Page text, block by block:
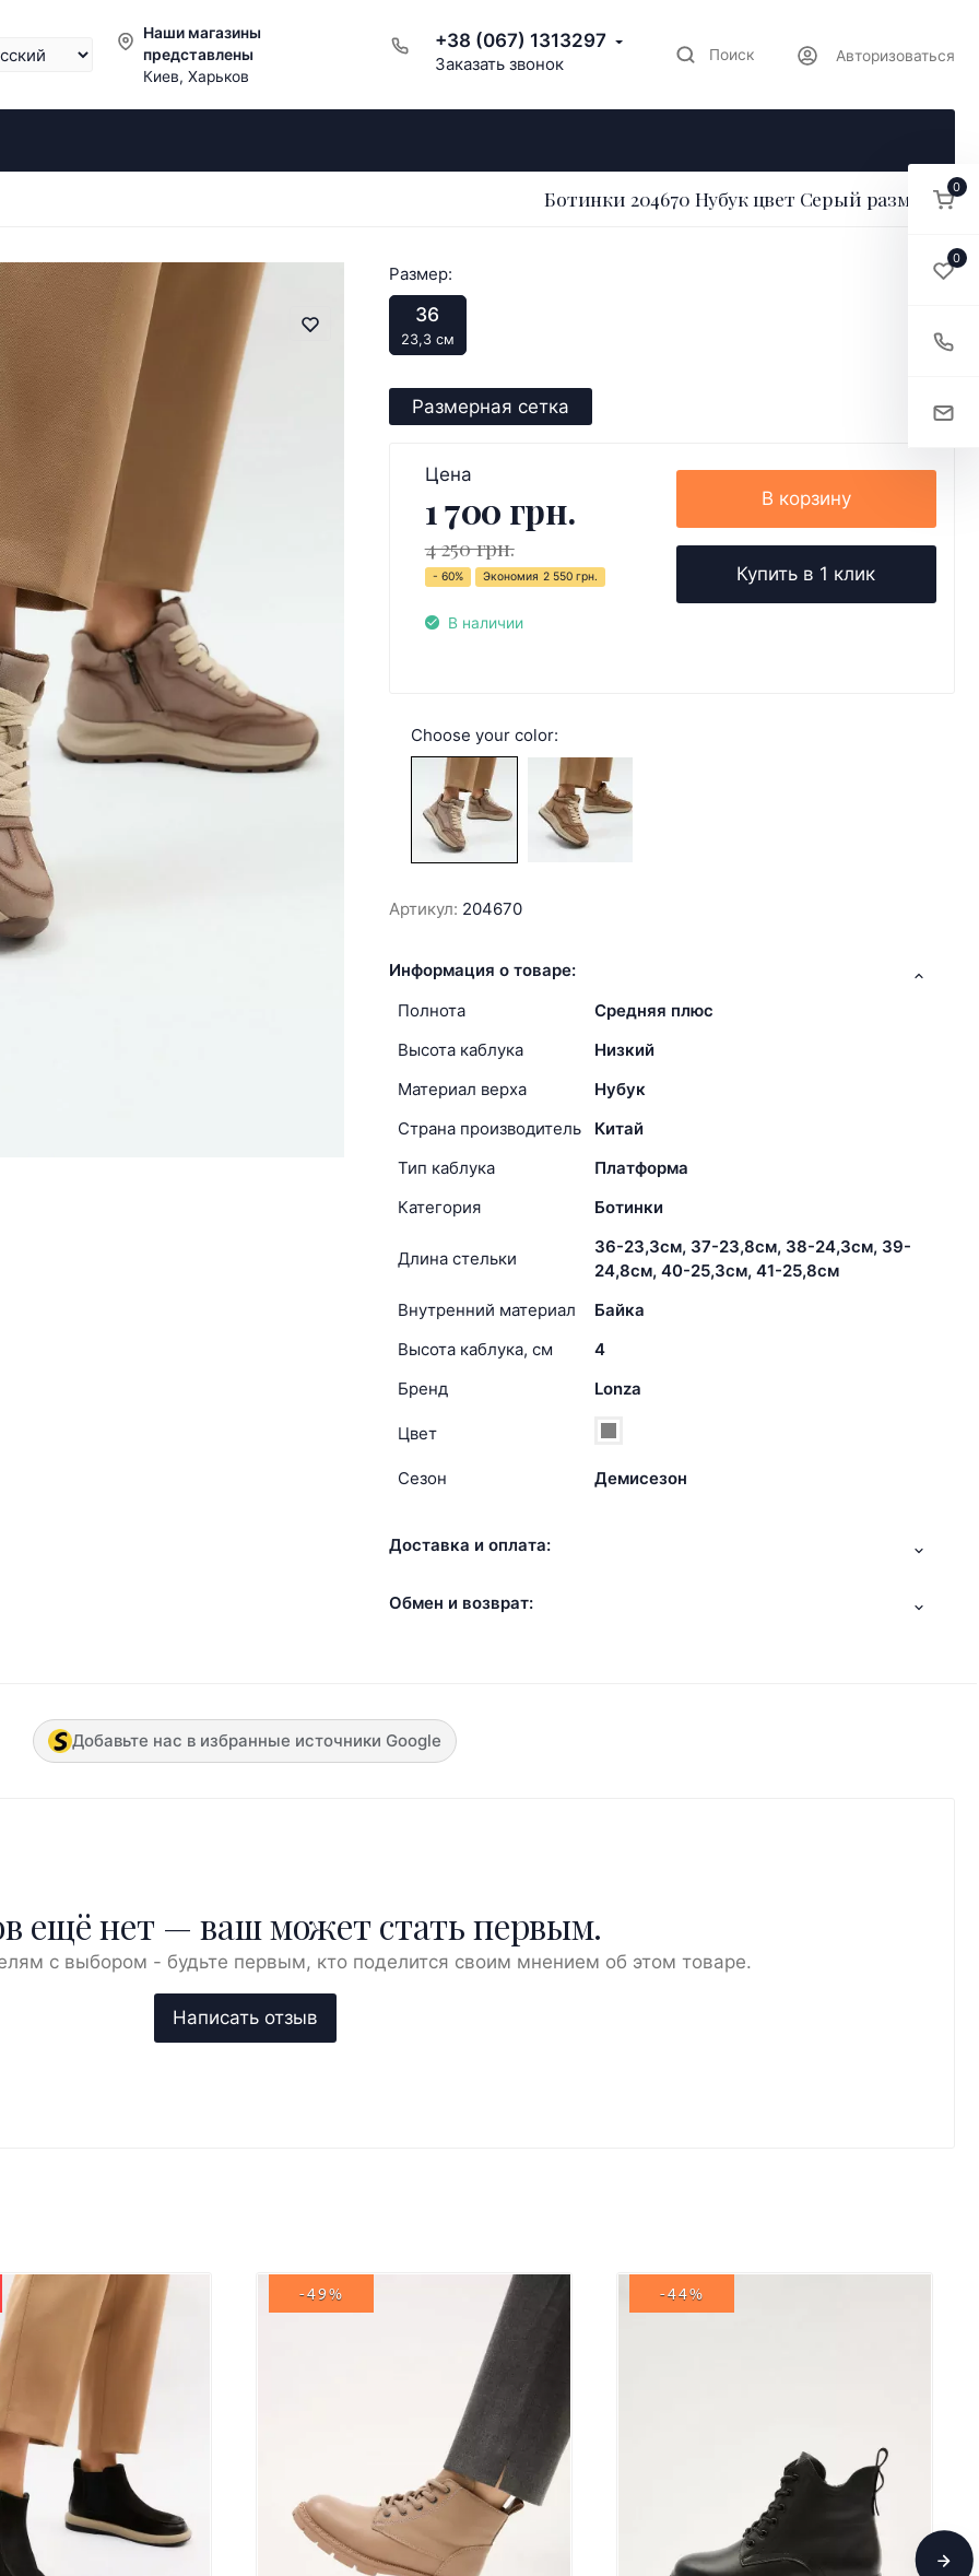
Наши магазины
представлены
Киев, Харьков
+38 (067) 1313297
Заказать звонок Поиск Авторизоваться
Ботинки 204670 Нубук цвет Серый размер 36
Размер:
36
23,3 см
Размерная сетка
Цена
1 700 грн.
4 250 грн.
- 60% Экономия 2 550 грн.
В наличии
В корзину
Купить в 1 клик
Choose your color:
Артикул: 204670
Информация о товаре:
Полнота
Средняя плюс
Высота каблука
Низкий
Материал верха
Нубук
Страна производитель
Китай
Тип каблука
Платформа
Категория
Ботинки
Длина стельки
36-23,3см, 37-23,8см, 38-24,3см, 39-
24,8см, 40-25,3см, 41-25,8см
Внутренний материал
Байка
Высота каблука, см
4
Бренд
Lonza
Цвет
Сезон Демисезон
Доставка и оплата:
Обмен и возврат:
Добавьте нас в избранные источники Google
ещё нет — ваш может стать первым.
с выбором - будьте первым, кто поделится своим мнением об этом товаре.
-49% -44%
0
0